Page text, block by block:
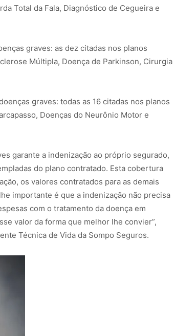
Total da Fala, Diagnóstico de Cegueira e
graves: as dez citadas nos planos
Múltipla, Doença de Parkinson, Cirurgia
graves: todas as 16 citadas nos planos
Doenças do Neurônio Motor e
garante a indenização ao próprio segurado,
do plano contratado. Esta cobertura
os valores contratados para as demais
importante é que a indenização não precisa
com o tratamento da doença em
valor da forma que melhor lhe convier”,
Técnica de Vida da Sompo Seguros.